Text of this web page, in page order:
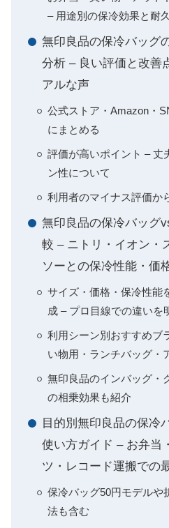
– 用途別の保冷効果と耐
無印良品の保冷バッグ
分析 – 良い評価と改善
アルな声
公式ストア・Amazon・
にまとめる
評価が高いポイント – 丈
ン性について
利用者のマイナス評価か
無印良品の保冷バッグ
較 – ニトリ・イオン・
ソーとの保冷性能・価
サイズ・価格・保冷性能
成 – プロ目線での違いを
利用シーン別おすすめブ
い物用・ランチバッグ・
無印良品のインバッグ・
の相乗効果も紹介
目的別無印良品の保冷
使い方ガイド – お弁当
ツ・レコード運搬での
保冷バッグ50円モデルや
法も含む